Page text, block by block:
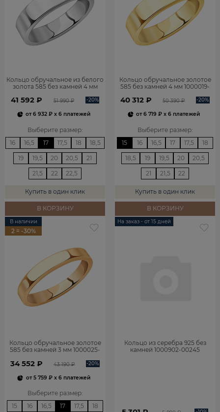
Кольцо обручальное из белого
золота 585 без камней 4 мм
41 592 ₽ 51 990 ₽ -20%
от6 932 ₽ x 6 платежей
Выберите размер:
16
16,5 17 17,5 18 18,5
19 19,5 20 20,5 21
21,5 22 22,5
Купить в один клик
В КОРЗИНУ
Кольцо обручальное золотое
585 без камней 4 мм 1000019-
40 312 ₽ 50 390 ₽ -20%
от6 719 ₽ x 6 платежей
Выберите размер:
15
16 16,5 17 17,5 18
18,5 19 19,5 20 20,5
21 21,5 22
Купить в один клик
В КОРЗИНУ
В наличии
2 = -30%
Кольцо обручальное золотое
585 без камней 3 мм 1000025-
34 552 ₽ 43 190 ₽ -20%
от5 759 ₽x 6 платежей
Выберите размер:
15
16 16,5 17 17,5 18
На заказ - от 15 дней
Кольцо из серебра 925 без
камней 1000902-00245